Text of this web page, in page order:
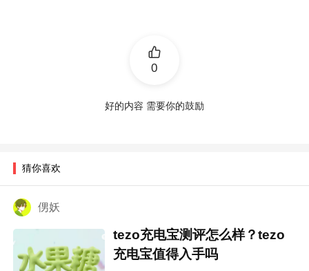
0
好的内容 需要你的鼓励
猜你喜欢
侽妖
tezo充电宝测评怎么样？tezo
充电宝值得入手吗